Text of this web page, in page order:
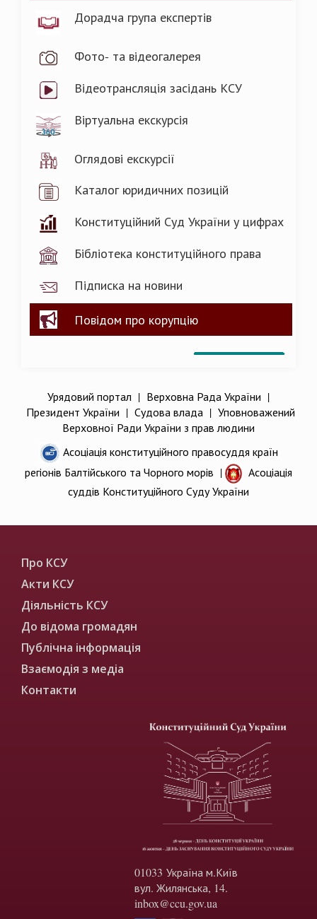
Дорадча група експертів
Фото- та відеогалерея
Відеотрансляція засідань КСУ
Віртуальна екскурсія
Оглядові екскурсії
Каталог юридичних позицій
Конституційний Суд України у цифрах
Бібліотека конституційного права
Підписка на новини
Повідом про корупцію
Урядовий портал | Верховна Рада України |
Президент України | Судова влада| Уповноважений
Верховної Ради України з прав людини
Асоціація конституційного правосуддя країн
регіонів Балтійського та Чорного морів |
Асоціація
суддів Конституційного Суду України
Про КСУ
Акти КСУ
Діяльність КСУ
До відома громадян
Публічна інформація
Взаємодія з медіа
Контакти
01033 Україна м.Київ
вул. Жилянська, 14.
inbox@ccu.gov.ua